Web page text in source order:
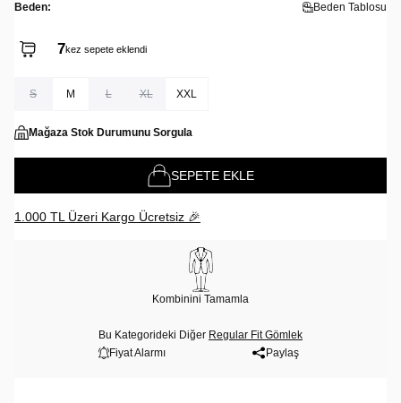
Beden: Beden Tablosu
7kez sepete eklendi
168kez görüntülendi
S M L XL XXL
Mağaza Stok Durumunu Sorgula
SEPETE EKLE
1.000 TL Üzeri Kargo Ücretsiz 🎉
Kombinini Tamamla
Bu Kategorideki Diğer Regular Fit Gömlek
Fiyat Alarmı
Paylaş